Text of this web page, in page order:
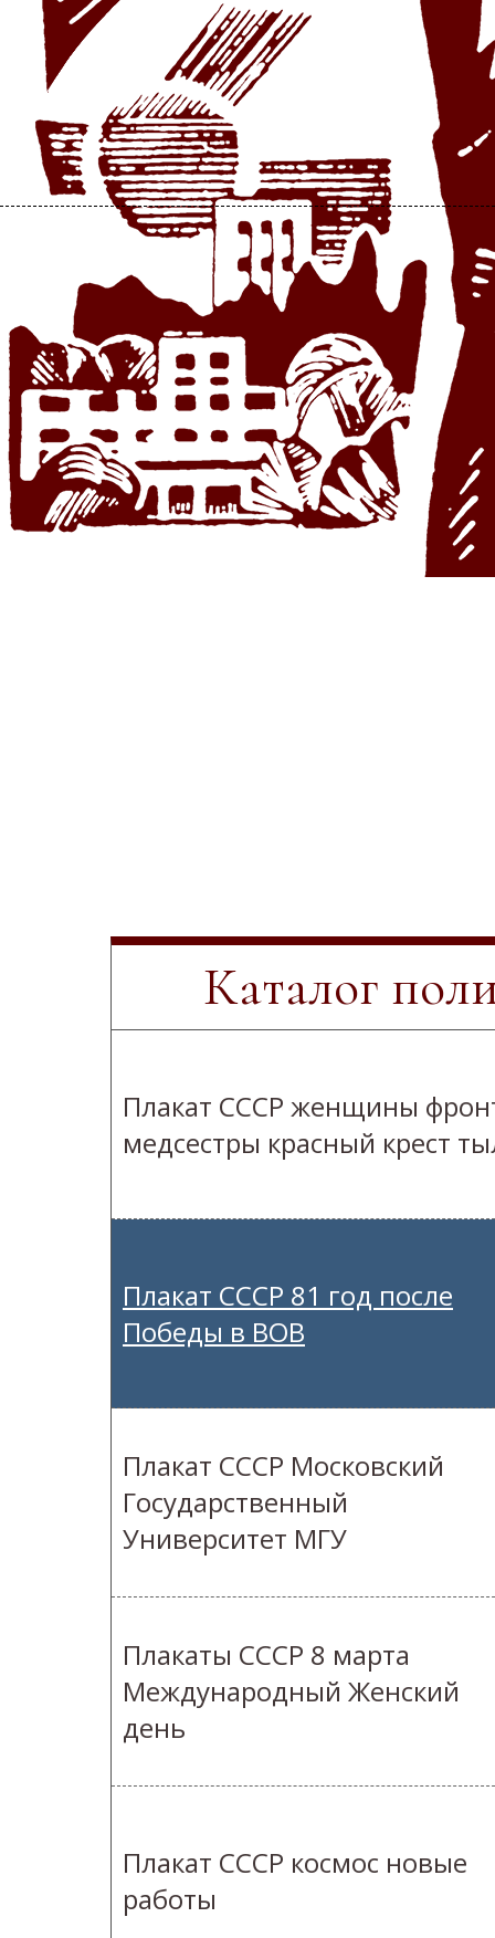
Каталог
Плакат СССР женщины
медсестры красный крест
Плакат СССР 81 год после
Победы в ВОВ
Плакат СССР Московский
Государственный
Университет МГУ
Плакаты СССР 8 марта
Международный Женский
день
Плакат СССР космос новые
работы